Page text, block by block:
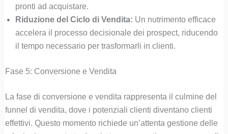
pronti ad acquistare.
Riduzione del Ciclo di Vendita: Un nutrimento efficace
accelera il processo decisionale dei prospect, riducendo
il tempo necessario per trasformarli in clienti.
Fase 5: Conversione e Vendita
La fase di conversione e vendita rappresenta il culmine del
funnel di vendita, dove i potenziali clienti diventano clienti
effettivi. Questo momento richiede un’attenta gestione delle